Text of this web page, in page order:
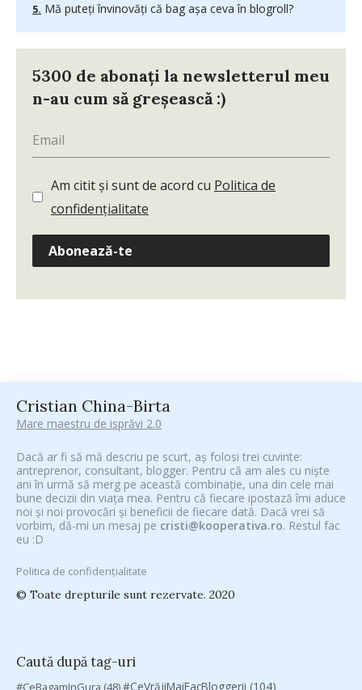
Mă puteţi învinovăţi că bag aşa ceva în blogroll?
5300 de abonați la newsletterul meu
n-au cum să greșească :)
Am citit și sunt de acord cu Politica de
confidențialitate
Abonează-te
Cristian China-Birta
Mare maestru de isprăvi 2.0
Dacă ar fi să mă descriu pe scurt, aș folosi trei cuvinte:
antreprenor, consultant, blogger. Pentru că am ales cu niște
ani în urmă să merg pe această combinație, una din cele mai
bune decizii din viața mea. Pentru că fiecare ipostază îmi aduce
noi și noi provocări și beneficii de fiecare dată. Dacă vrei să
vorbim, dă-mi un mesaj pe cristi@kooperativa.ro. Restul fac
eu :D
Politica de confidențialitate
© Toate drepturile sunt rezervate. 2020
Caută după tag-uri
#CeBagamInGura (48)#CeVrăjiMaiFacBloggerii (104)